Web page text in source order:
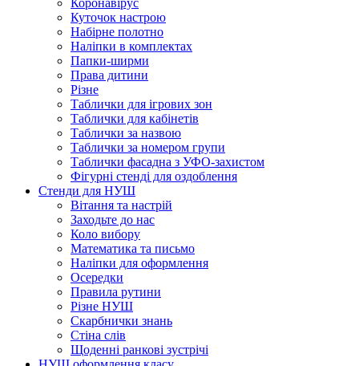
Коронавірус
Куточок настрою
Набірне полотно
Наліпки в комплектах
Папки-ширми
Права дитини
Різне
Таблички для ігрових зон
Таблички для кабінетів
Таблички за назвою
Таблички за номером групи
Таблички фасадна з УФО-захистом
Фігурні стенді для оздоблення
Стенди для НУШ
Вітання та настрій
Заходьте до нас
Коло вибору
Математика та письмо
Наліпки для оформлення
Осередки
Правила рутини
Різне НУШ
Скарбнички знань
Стіна слів
Щоденні ранкові зустрічі